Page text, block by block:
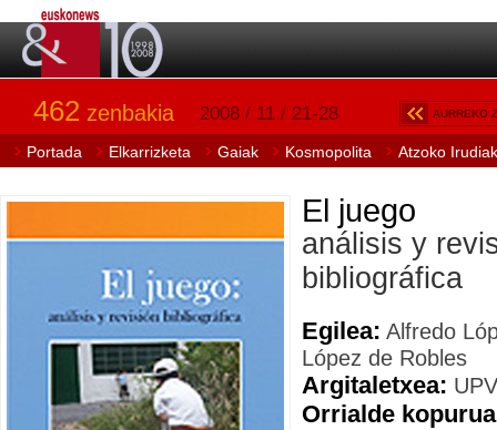
462 zenbakia 2008 / 11 / 21-28 AURREKO
Portada Elkarrizketa Gaiak Kosmopolita Atzoko Irudiak
El juego
análisis y
bibliográfica
Egilea: Alfredo
López de Robles
Argitaletxea:
Orrialde